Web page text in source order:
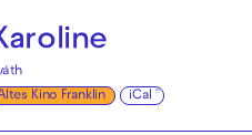
Kino Franklin iCal